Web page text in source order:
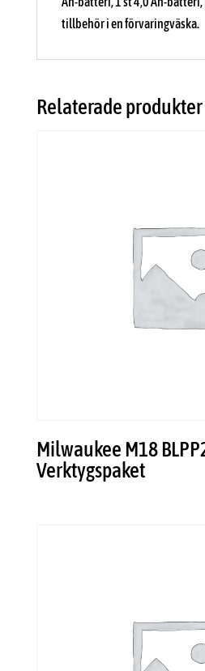
tillbehör i en förvaringväska.
Relaterade produkter
Milwaukee M18
Verktygspaket